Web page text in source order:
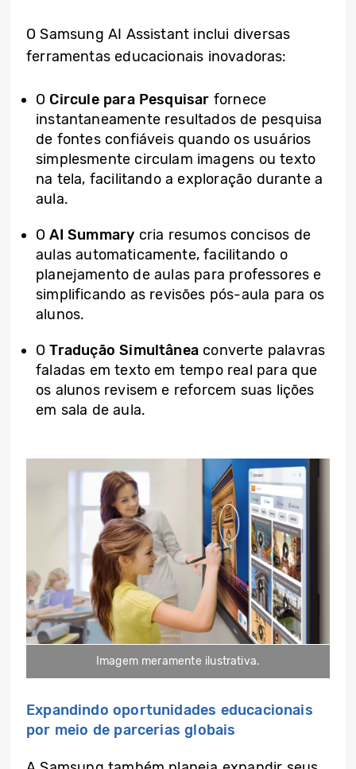
O Samsung AI Assistant inclui diversas
ferramentas educacionais inovadoras:
O Circule para Pesquisar fornece
instantaneamente resultados de pesquisa
de fontes confiáveis ​​quando os usuários
simplesmente circulam imagens ou texto
na tela, facilitando a exploração durante a
aula.
OAI Summary cria resumos concisos de
aulas automaticamente, facilitando o
planejamento de aulas para professores e
simplificando as revisões pós-aula para os
alunos.
OTradução Simultâneaconverte palavras
faladas em texto em tempo real para que
os alunos revisem e reforcem suas lições
em sala de aula.
Imagem meramente ilustrativa.
Expandindo oportunidades educacionais
por meio de parcerias globais